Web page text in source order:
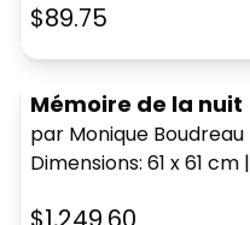
$89.75
Mémoire de la nuit
par Monique Boudreau
Dimensions: 61 x 61 cm |